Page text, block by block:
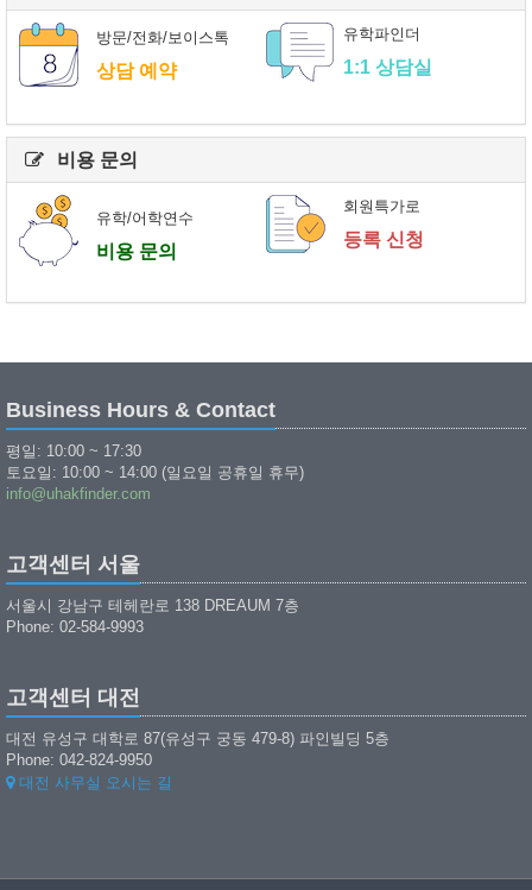
방문/전화/보이스톡
상담 예약
유학파인더
1:1 상담실
비용 문의
유학/어학연수
비용 문의
회원특가로
등록 신청
Business Hours & Contact
평일: 10:00 ~ 17:30
토요일: 10:00 ~ 14:00 (일요일 공휴일 휴무)
info@uhakfinder.com
고객센터 서울
서울시 강남구 테헤란로 138 DREAUM 7층
Phone: 02-584-9993
고객센터 대전
대전 유성구 대학로 87(유성구 궁동 479-8) 파인빌딩 5층
Phone: 042-824-9950
대전 사무실 오시는 길